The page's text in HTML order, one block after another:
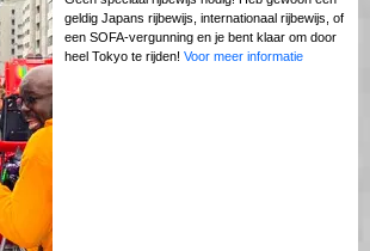
geldig Japans rijbewijs, internationaal rijbewijs, of
een SOFA-vergunning en je bent klaar om door
heel Tokyo te rijden! Voor meer informatie